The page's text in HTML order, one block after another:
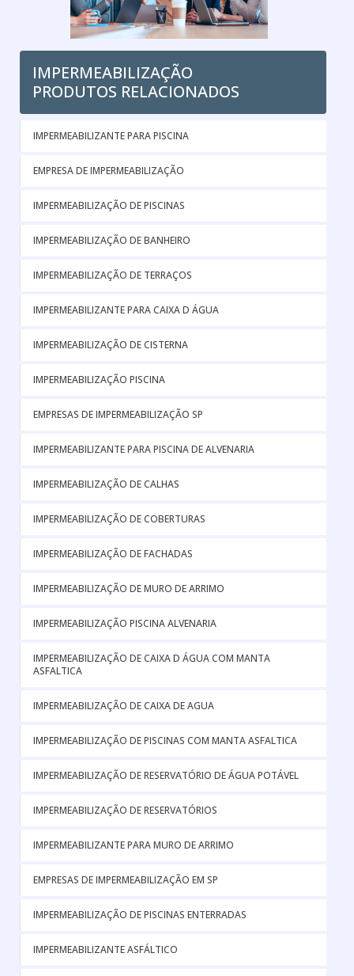
IMPERMEABILIZAÇÃO
PRODUTOS RELACIONADOS
IMPERMEABILIZANTE PARA PISCINA
EMPRESA DE IMPERMEABILIZAÇÃO
IMPERMEABILIZAÇÃO DE PISCINAS
IMPERMEABILIZAÇÃO DE BANHEIRO
IMPERMEABILIZAÇÃO DE TERRAÇOS
IMPERMEABILIZANTE PARA CAIXA D ÁGUA
IMPERMEABILIZAÇÃO DE CISTERNA
IMPERMEABILIZAÇÃO PISCINA
EMPRESAS DE IMPERMEABILIZAÇÃO SP
IMPERMEABILIZANTE PARA PISCINA DE ALVENARIA
IMPERMEABILIZAÇÃO DE CALHAS
IMPERMEABILIZAÇÃO DE COBERTURAS
IMPERMEABILIZAÇÃO DE FACHADAS
IMPERMEABILIZAÇÃO DE MURO DE ARRIMO
IMPERMEABILIZAÇÃO PISCINA ALVENARIA
IMPERMEABILIZAÇÃO DE CAIXA D ÁGUA COM MANTA
ASFALTICA
IMPERMEABILIZAÇÃO DE CAIXA DE AGUA
IMPERMEABILIZAÇÃO DE PISCINAS COM MANTA ASFALTICA
IMPERMEABILIZAÇÃO DE RESERVATÓRIO DE ÁGUA POTÁVEL
IMPERMEABILIZAÇÃO DE RESERVATÓRIOS
IMPERMEABILIZANTE PARA MURO DE ARRIMO
EMPRESAS DE IMPERMEABILIZAÇÃO EM SP
IMPERMEABILIZAÇÃO DE PISCINAS ENTERRADAS
IMPERMEABILIZANTE ASFÁLTICO